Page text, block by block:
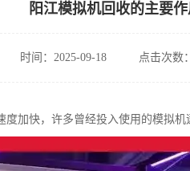
阳江模拟机回收的主要作
时间：2025-09-18 点击次数
加快，许多曾经投入使用的模拟机